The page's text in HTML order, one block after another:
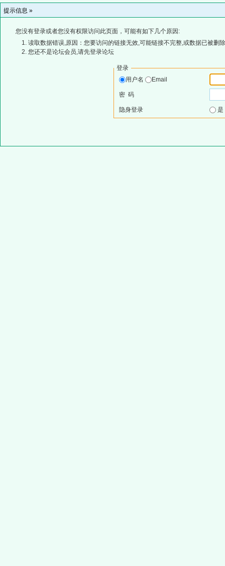
提示信息 »
您没有登录或者您没有权限访问此页面，可能有如下几个原因:
读取数据错误,原因：您要访问的链接无效,可能链接不完整,或数据已被删
您还不是论坛会员,请先登录论坛
登录
用户名
Email
密 码
隐身登录